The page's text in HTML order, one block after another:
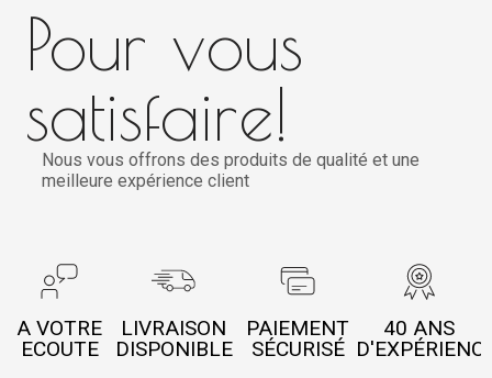
Pour vous
satisfaire!
Nous vous offrons des produits de qualité et une
meilleure expérience client
A VOTRE
ECOUTE
LIVRAISON
DISPONIBLE
PAIEMENT
SÉCURISÉ
40 ANS